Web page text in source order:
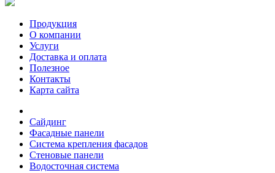
Продукция
О компании
Услуги
Доставка и оплата
Полезное
Контакты
Карта сайта
Сайдинг
Фасадные панели
Система крепления фасадов
Стеновые панели
Водосточная система